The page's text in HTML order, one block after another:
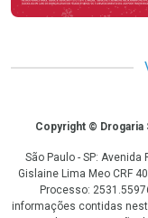
CopyrightCopyright © Drogaria
São Paulo - SP:
Gislaine Lima Meo CRF
Processo:
informações contidas